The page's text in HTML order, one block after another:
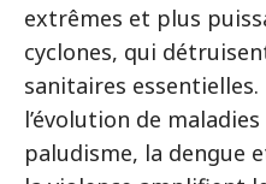
extrêmes et plus
cyclones, qui
sanitaires
l’évolution de
paludisme, la dengue